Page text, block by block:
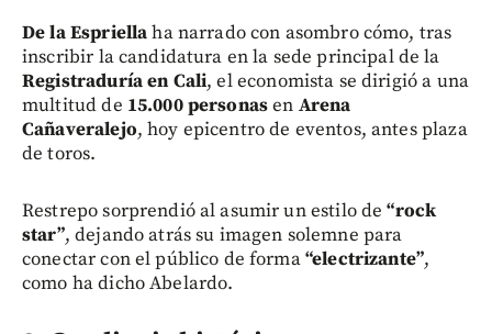
De la Espriellaha narrado con asombro cómo, tras
inscribir la candidatura en la sede principal de la
Registraduría en Cali, el economista se dirigió a una
multitud de 15.000 personasen Arena
Cañaveralejo, hoy epicentro de eventos, antes plaza
de toros.
Restrepo sorprendió al asumir un estilo de“rock
star”, dejando atrás su imagen solemne para
conectar con el público de forma“electrizante”,
como ha dicho Abelardo.